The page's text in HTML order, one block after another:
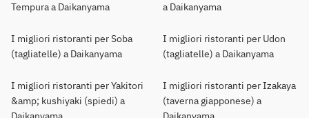
Tempura a Daikanyama
a Daikanyama
I migliori ristoranti per Soba
(tagliatelle) a Daikanyama
I migliori ristoranti per Udon
(tagliatelle) a Daikanyama
I migliori ristoranti per Yakitori
&amp; kushiyaki (spiedi) a
I migliori ristoranti per Izakaya
(taverna giapponese) a